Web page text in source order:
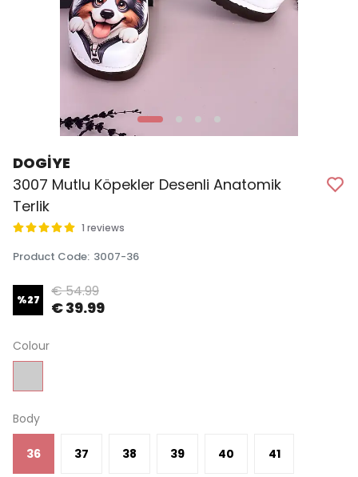
DOGİYE
3007 Mutlu Köpekler Desenli Anatomik
Terlik
1 reviews
Product Code: 3007-36
%27 € 54.99
€ 39.99
Colour
Body
36 37 38 39 40 41